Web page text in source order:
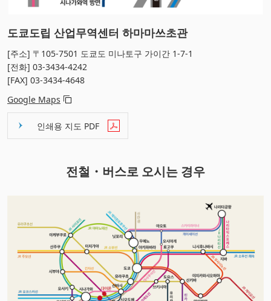
도쿄도립 산업무역센터 하마마쓰초관
[주소] 〒105-7501 도쿄도 미나토구 가이간 1-7-1
[전화] 03-3434-4242
[FAX] 03-3434-4648
Google Maps
인쇄용 지도 PDF
전철・버스로 오시는 경우